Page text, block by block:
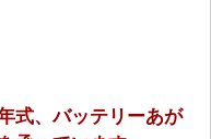
式、バッテリーあが